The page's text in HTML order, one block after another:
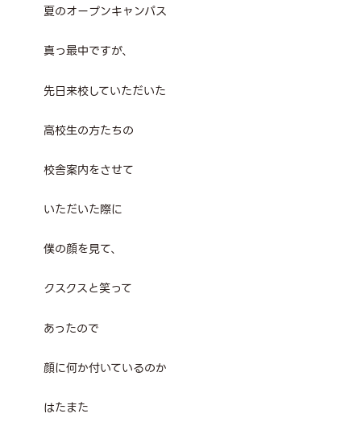
夏のオープンキャンパス
真っ最中ですが、
先日来校していただいた
高校生の方たちの
校舎案内をさせて
いただいた際に
僕の顔を見て、
クスクスと笑って
あったので
顔に何か付いているのか
はたまた